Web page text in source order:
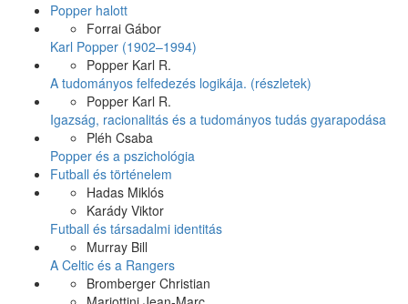
Popper halott
Forrai Gábor
Karl Popper (1902–1994)
Popper Karl R.
A tudományos felfedezés logikája. (részletek)
Popper Karl R.
Igazság, racionalitás és a tudományos tudás gyarapodása
Pléh Csaba
Popper és a pszichológia
Futball és történelem
Hadas Miklós
Karády Viktor
Futball és társadalmi identitás
Murray Bill
A Celtic és a Rangers
Bromberger Christian